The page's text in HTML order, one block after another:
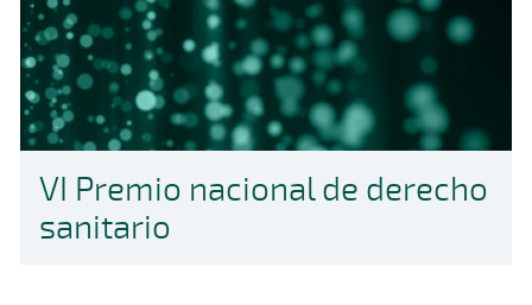
VI Premio nacional de derecho
sanitario